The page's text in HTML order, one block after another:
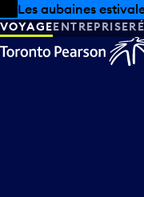
Skip to offers
Passer au
Les aubaines
VOYAGEENTREPRISE